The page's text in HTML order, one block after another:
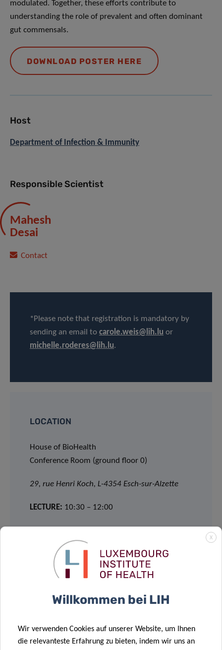
modulated. Together, these efforts contribute to
understanding the role of prevalent and often dominant
gut commensals.
DOWNLOAD POSTER HERE
Host
Department of Infection & Immunity
Responsible Scientist
Mahesh
Desai
Contact
*Please note that registration is mandatory by
sending an email to carole.weis@lih.lu or
michelle.roderes@lih.lu.
LOCATION
House of BioHealth
Conference Room (ground floor 0)
29, rue Henri Koch, L-4354 Esch-sur-Alzette
LECTURE: 10:30 – 12:00
House of BioHealth
Salle Françoise Barré Sinoussi
X
Willkommen bei LIH
Wir verwenden Cookies auf unserer Website, um Ihnen
die relevanteste Erfahrung zu bieten, indem wir uns an